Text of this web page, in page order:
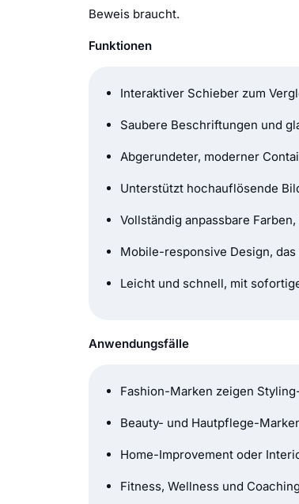
Beweis braucht.
Funktionen
Interaktiver Schieber zum
Saubere Beschriftungen und
Abgerundeter, moderner
Unterstützt hochauflösende
Vollständig anpassbare
Mobile-responsive Design,
Leicht und schnell, mit
Anwendungsfälle
Fashion-Marken zeigen
Beauty- und Hautpflege-
Home-Improvement oder
Fitness, Wellness und